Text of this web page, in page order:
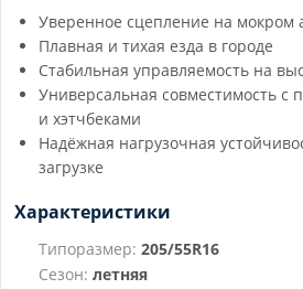
Уверенное сцепление на мокром
Плавная и тихая езда в городе
Стабильная управляемость на
Универсальная совместимость с
и хэтчбеками
Надёжная нагрузочная
загрузке
Характеристики
Типоразмер: 205/55R16
Сезон: летняя